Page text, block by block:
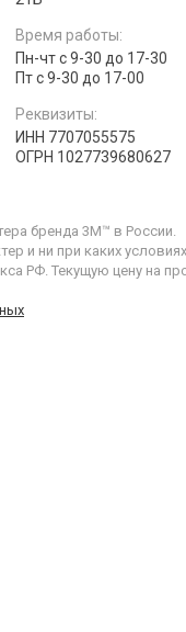
Время работы:
Пн-чт с 9-30 до 17-30
Пт с 9-30 до 17-00
Реквизиты:
ИНН 7707055575
ОГРН 1027739680627
бренда 3M™ в России.
и ни при каких
РФ. Текущую цену на